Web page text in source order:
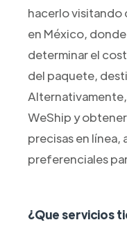
hacerlo visitando
en México,
determinar el
del paquete,
WeShip y
precisas en línea,
preferenciales
¿Que servicios